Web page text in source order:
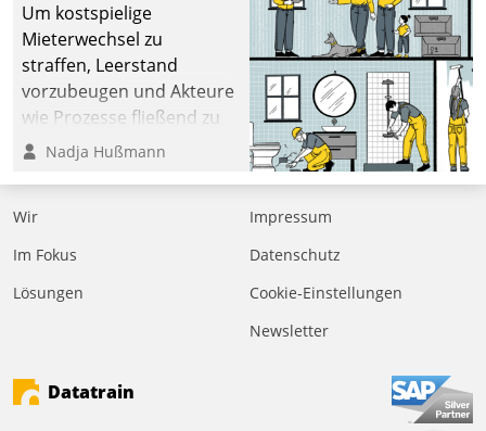
Um kostspielige
Mieterwechsel zu
straffen, Leerstand
vorzubeugen und Akteure
wie Prozesse fließend zu
vernetzen, nutzt die
Überblick, Einsicht und
Eingriff bietende Lösung.
man auf
Partner sowie erstmals
agile Projektmethoden.
Nadja Hußmann
Wir
Im Fokus
Lösungen
Impressum
Datenschutz
Cookie-Einstellungen
Newsletter
Datatrain